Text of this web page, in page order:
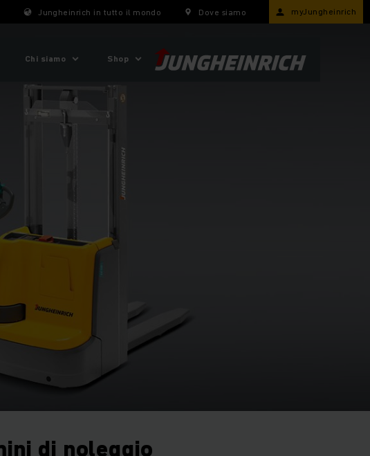
Jungheinrich in tutto il mondo Dove siamo myJungheinrich
Chi siamo Shop
di noleggio